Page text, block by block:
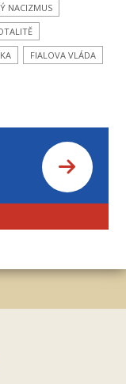
NACIZMUS
FIALOVA VLÁDA